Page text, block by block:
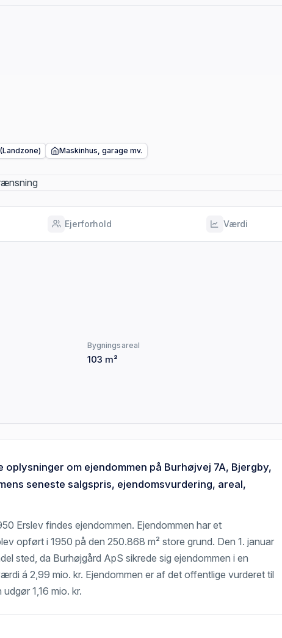
Maskinhus, garage mv.
Ejerforhold Værdi
Bygningsareal
103 m²
oplysninger om ejendommen på Burhøjvej 7A, Bjergby,
seneste salgspris, ejendomsvurdering, areal,
Erslev findes ejendommen. Ejendommen har et
opført i 1950 på den 250.868 m² store grund. Den 1. januar
sted, da Burhøjgård ApS sikrede sig ejendommen i en
á 2,99 mio. kr. Ejendommen er af det offentlige vurderet til
1,16 mio. kr.